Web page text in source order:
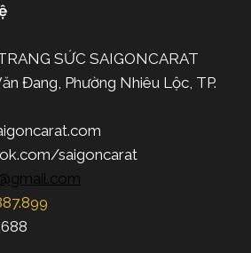
SỨC SAIGONCARAT
Đang, Phường Nhiêu Lộc, TP.
saigoncarat